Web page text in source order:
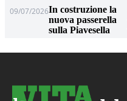
09/07/2026In costruzione la
nuova passerella
sulla Piavesella